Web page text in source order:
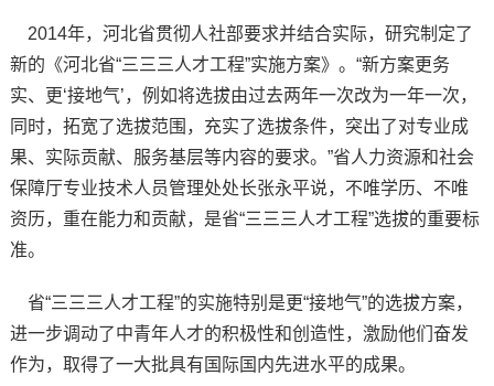
2014年，河北省贯彻人社部要求并结合实际，研究制定了
新的《河北省“三三三人才工程”实施方案》。“新方案更务
实、更‘接地气’，例如将选拔由过去两年一次改为一年一次，
同时，拓宽了选拔范围，充实了选拔条件，突出了对专业成
果、实际贡献、服务基层等内容的要求。”省人力资源和社会
保障厅专业技术人员管理处处长张永平说，不唯学历、不唯
资历，重在能力和贡献，是省“三三三人才工程”选拔的重要标
准。
省“三三三人才工程”的实施特别是更“接地气”的选拔方案，
进一步调动了中青年人才的积极性和创造性，激励他们奋发
作为，取得了一大批具有国际国内先进水平的成果。